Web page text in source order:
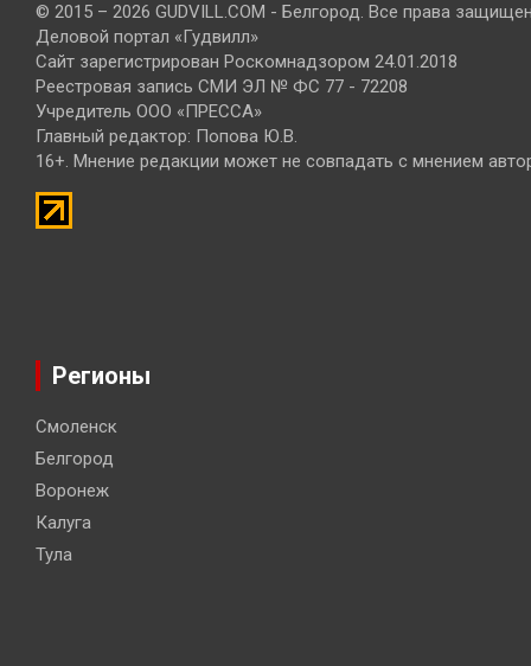
© 2015 – 2026 GUDVILL.COM - Белгород. Все права
Деловой портал «Гудвилл»
Сайт зарегистрирован Роскомнадзором 24.01.2018
Реестровая запись СМИ ЭЛ № ФС 77 - 72208
Учредитель ООО «ПРЕССА»
Главный редактор: Попова Ю.В.
16+. Мнение редакции может не совпадать с мнением
Регионы
Смоленск
Белгород
Воронеж
Калуга
Тула